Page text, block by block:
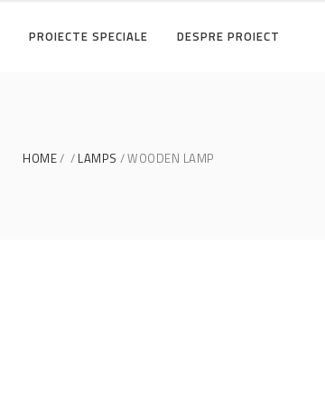
PROIECTE SPECIALE DESPRE PROIECT
HOME LAMPS WOODEN LAMP